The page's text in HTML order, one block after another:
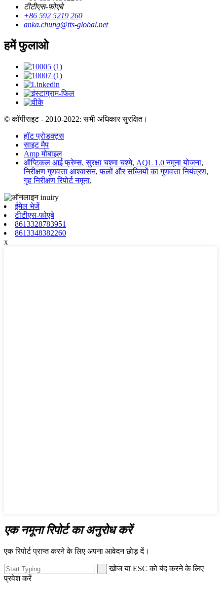
टीटीएस-फोएबे
+86 592 5219 260
anka.chung@tts-global.net
हमें फुलाओ
© कॉपीराइट - 2010-2022: सभी अधिकार सुरक्षित।
हॉट प्रोडक्ट्स
साइट मैप
Amp मोबाइल
ऑप्टिकल आई फ्रेम्स,सुरक्षा चश्मा चश्मे, AQL 1.0 नमूना योजना,
निरीक्षण गुणवत्ता आश्वासन,फलों और सब्जियों का गुणवत्ता नियंत्रण,
गृह निरीक्षण रिपोर्ट नमूना,
ईमेल भेजें
टीटीएस-फोएबे
8613328783951
8613348382260
x
एक नमूना रिपोर्ट का अनुरोध करें
एक रिपोर्ट प्राप्त करने के लिए अपना आवेदन छोड़ दें।
खोज या ESC को बंद करने के लिए
प्रवेश करें